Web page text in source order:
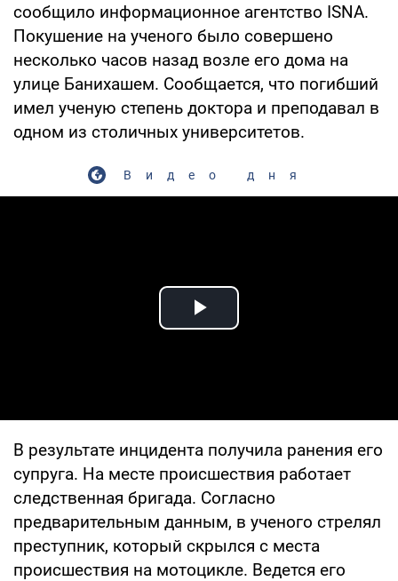
сообщило информационное агентство ISNА.
Покушение на ученого было совершено
несколько часов назад возле его дома на
улице Банихашем. Сообщается, что погибший
имел ученую степень доктора и преподавал в
одном из столичных университетов.
Видео дня
Play Video
В результате инцидента получила ранения его
супруга. На месте происшествия работает
следственная бригада. Согласно
предварительным данным, в ученого стрелял
преступник, который скрылся с места
происшествия на мотоцикле. Ведется его